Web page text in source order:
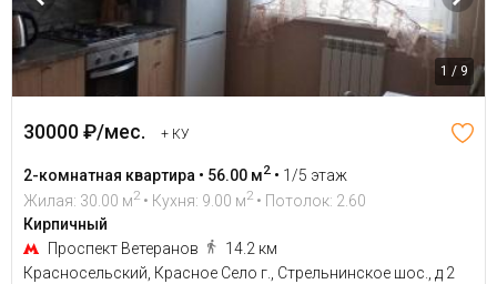
1 / 9
30000 ₽/мес. + КУ
2-комнатная квартира • 56.00 м2 • 1/5 этаж
Жилая: 30.00 м2 • Кухня: 9.00 м2 • Потолок: 2.60
Кирпичный
Проспект Ветеранов
14.2 км
Красносельский, Красное Село г., Стрельнинское шос., д 2